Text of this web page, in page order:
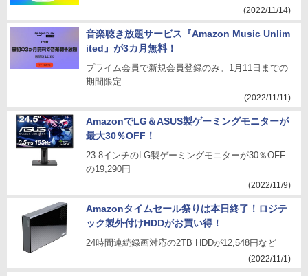
(2022/11/14)
音楽聴き放題サービス『Amazon Music Unlim
ited』が3カ月無料！
プライム会員で新規会員登録のみ。1月11日までの
期間限定
(2022/11/11)
AmazonでLG＆ASUS製ゲーミングモニターが
最大30％OFF！
23.8インチのLG製ゲーミングモニターが30％OFF
の19,290円
(2022/11/9)
Amazonタイムセール祭りは本日終了！ロジテ
ック製外付けHDDがお買い得！
24時間連続録画対応の2TB HDDが12,548円など
(2022/11/1)